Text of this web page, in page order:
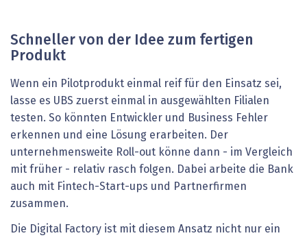
Schneller von der Idee zum fertigen
Produkt
Wenn ein Pilotprodukt einmal reif für den Einsatz sei,
lasse es UBS zuerst einmal in ausgewählten Filialen
testen. So könnten Entwickler und Business Fehler
erkennen und eine Lösung erarbeiten. Der
unternehmensweite Roll-out könne dann - im Vergleich
mit früher - relativ rasch folgen. Dabei arbeite die Bank
auch mit Fintech-Start-ups und Partnerfirmen
zusammen.
Die Digital Factory ist mit diesem Ansatz nicht nur ein